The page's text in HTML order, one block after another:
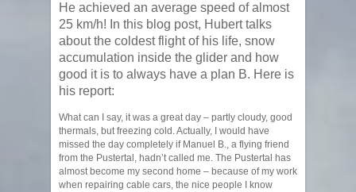
He achieved an average speed of almost
25 km/h! In this blog post, Hubert talks
about the coldest flight of his life, snow
accumulation inside the glider and how
good it is to always have a plan B. Here is
his report:
What can I say, it was a great day – partly cloudy, good
thermals, but freezing cold. Actually, I would have
missed the day completely if Manuel B., a flying friend
from the Pustertal, hadn’t called me. The Pustertal has
almost become my second home – because of my work
when repairing cable cars, the nice people I know